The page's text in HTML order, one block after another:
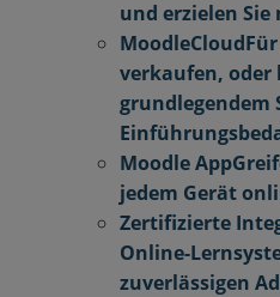
und erzielen Sie
MoodleCloud
verkaufen,
grundlegendem
Moodle App
jedem Gerät
Zertifizierte
Online-
zuverlässigen